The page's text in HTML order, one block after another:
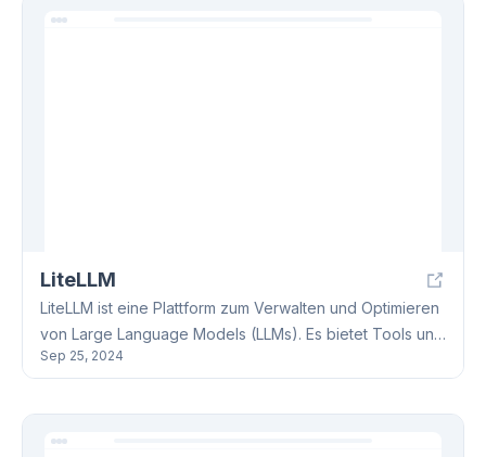
LiteLLM
LiteLLM ist eine Plattform zum Verwalten und Optimieren
von Large Language Models (LLMs). Es bietet Tools und
Services für effizienten Zugriff auf verschiedene LLM-
Server für Authentifizierung, Load Balancing und
Kostenverfolgung. Open Source und Enterprise-
Sep 25, 2024